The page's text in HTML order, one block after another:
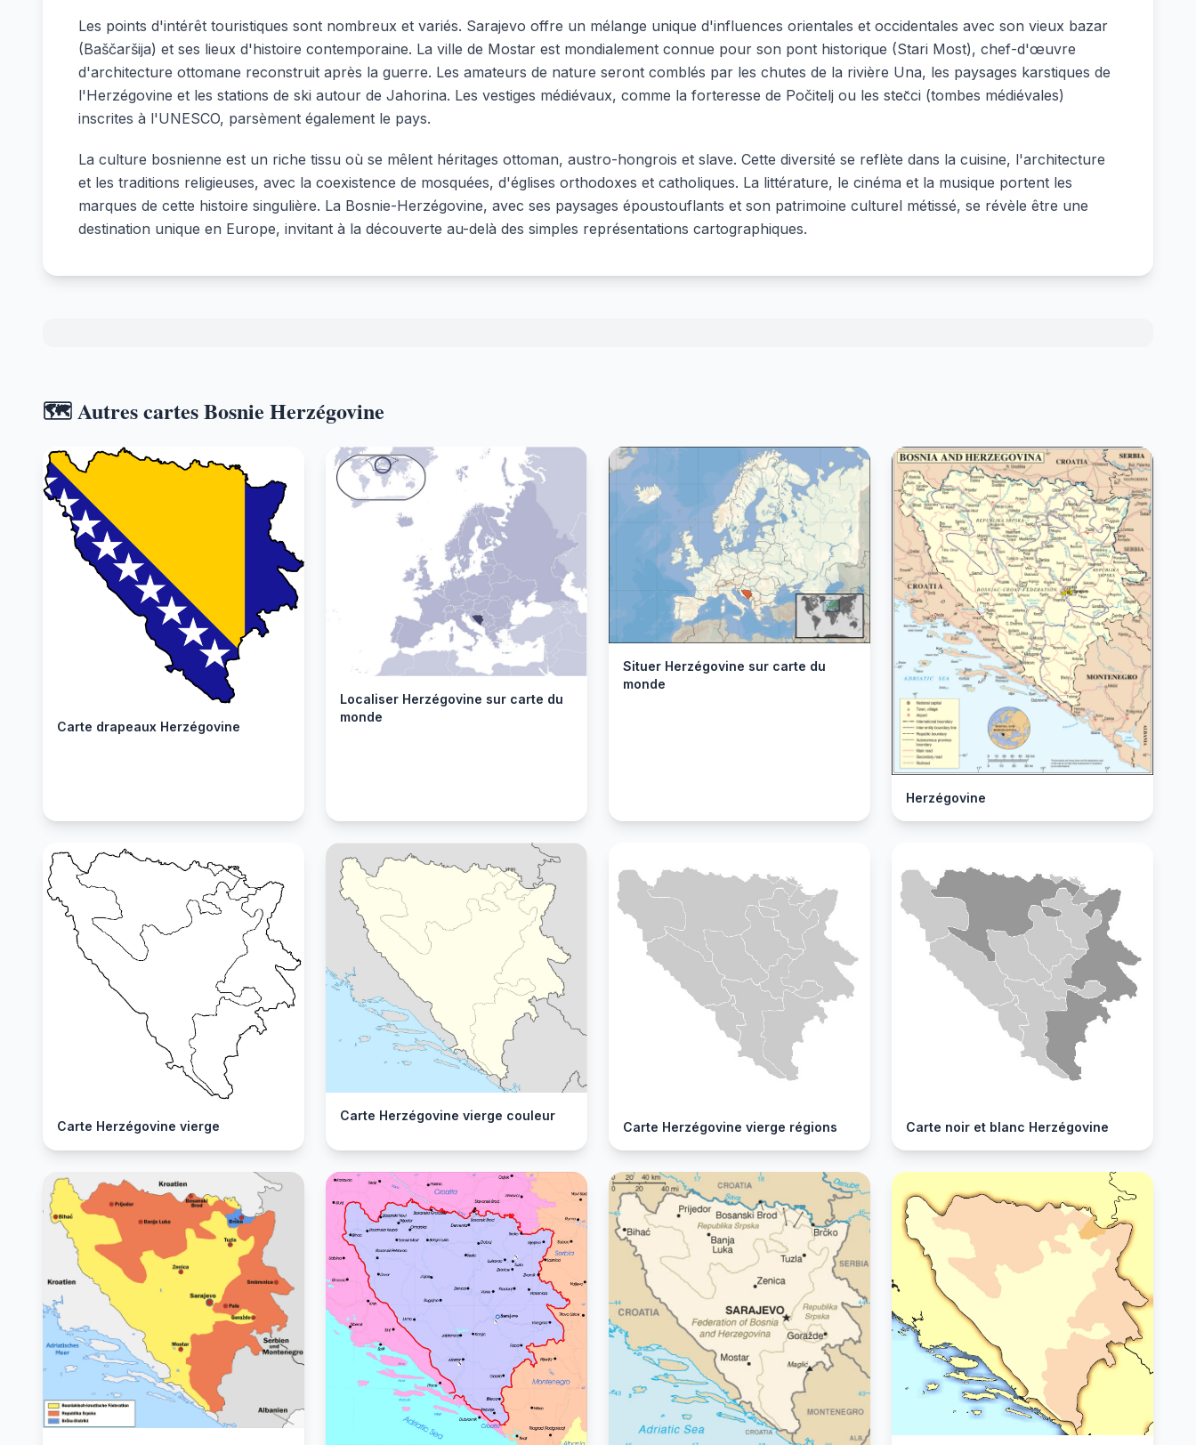
Les points d'intérêt touristiques sont nombreux et variés. Sarajevo offre un mélange unique d'influences orientales et occidentales avec son vieux bazar
(Baščaršija) et ses lieux d'histoire contemporaine. La ville de Mostar est mondialement connue pour son pont historique (Stari Most), chef-d'œuvre
d'architecture ottomane reconstruit après la guerre. Les amateurs de nature seront comblés par les chutes de la rivière Una, les paysages karstiques de
l'Herzégovine et les stations de ski autour de Jahorina. Les vestiges médiévaux, comme la forteresse de Počitelj ou les stec̆ci (tombes médiévales)
inscrites à l'UNESCO, parsèment également le pays.
La culture bosnienne est un riche tissu où se mêlent héritages ottoman, austro-hongrois et slave. Cette diversité se reflète dans la cuisine, l'architecture
et les traditions religieuses, avec la coexistence de mosquées, d'églises orthodoxes et catholiques. La littérature, le cinéma et la musique portent les
marques de cette histoire singulière. La Bosnie-Herzégovine, avec ses paysages époustouflants et son patrimoine culturel métissé, se révèle être une
destination unique en Europe, invitant à la découverte au-delà des simples représentations cartographiques.
🗺️ Autres cartes Bosnie Herzégovine
Carte drapeaux Herzégovine
Localiser Herzégovine sur carte du
monde
Situer Herzégovine sur carte du
monde
Herzégovine
Carte Herzégovine vierge
Carte Herzégovine vierge couleur
Carte Herzégovine vierge régions Carte noir et blanc Herzégovine